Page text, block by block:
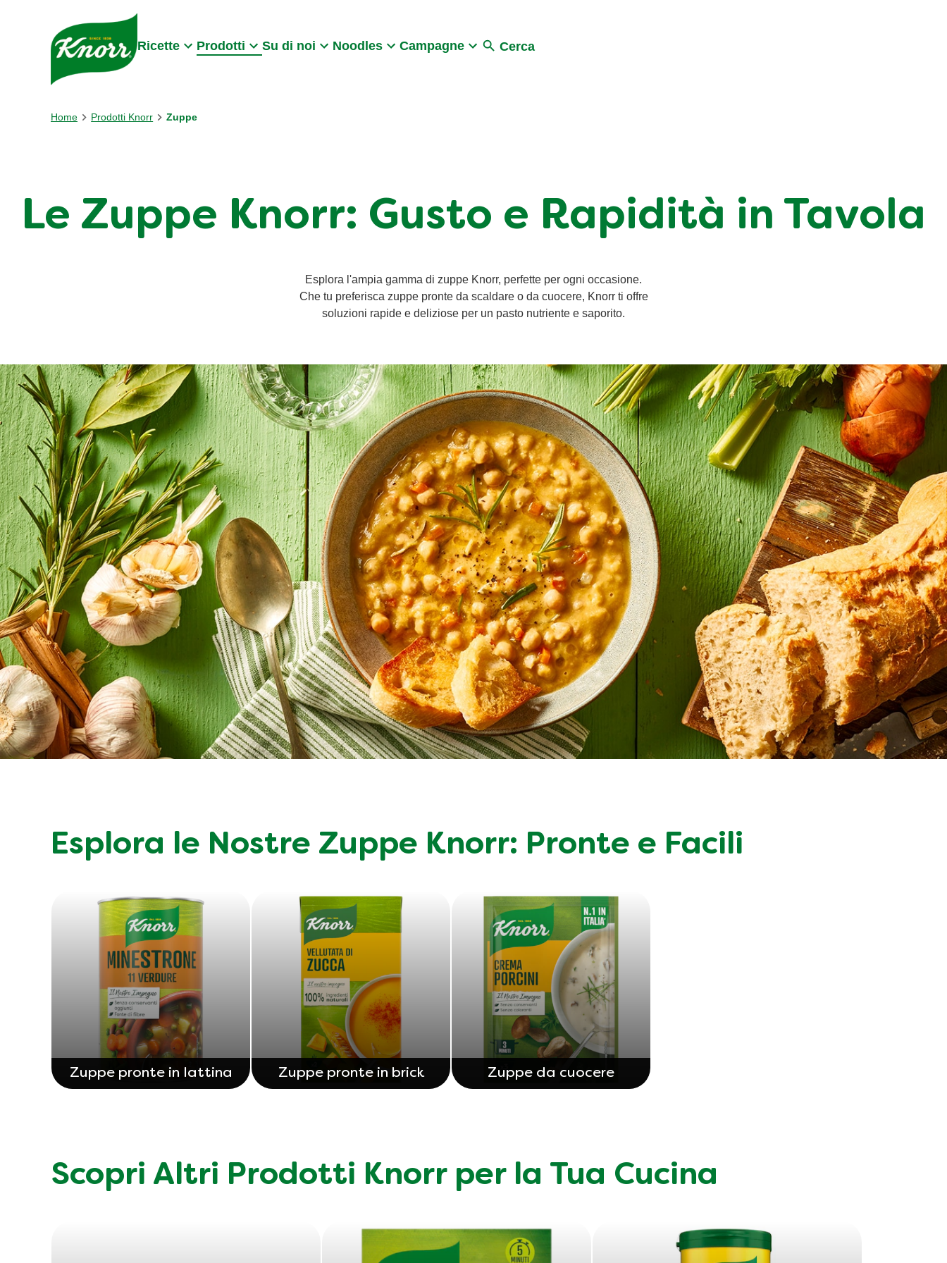
Skip to:
Ricette Prodotti Su di noi Noodles Campagne Cerca
Home Prodotti Knorr Zuppe
Le Zuppe Knorr: Gusto e Rapidità in Tavola
Esplora l'ampia gamma di zuppe Knorr, perfette per ogni occasione.
Che tu preferisca zuppe pronte da scaldare o da cuocere, Knorr ti offre
soluzioni rapide e deliziose per un pasto nutriente e saporito.
Esplora le Nostre Zuppe Knorr: Pronte e Facili
Zuppe pronte in lattina Zuppe pronte in brick Zuppe da cuocere
Scopri Altri Prodotti Knorr per la Tua Cucina